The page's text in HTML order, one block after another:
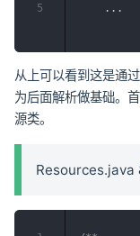
. . .
5
从上可以看到这是通
为后面解析做基础。
源类。
Resources.java